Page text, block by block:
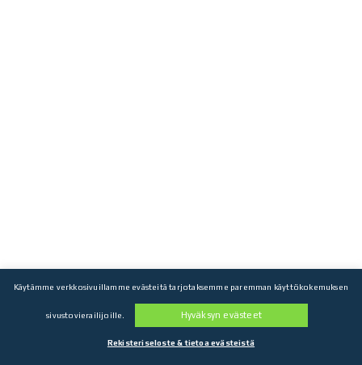
Käytämme verkkosivuillamme evästeitä tarjotaksemme paremman käyttökokemuksen
sivustovierailijoille. Hyväksyn evästeet
Rekisteriseloste & tietoa evästeistä